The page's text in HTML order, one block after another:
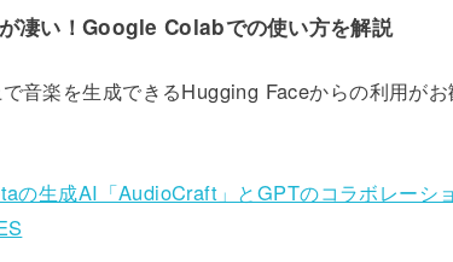
凄い！Google Colabでの使い方を解説
音楽を生成できるHugging Faceからの利用がお
の生成AI「AudioCraft」とGPTのコラボレーショ